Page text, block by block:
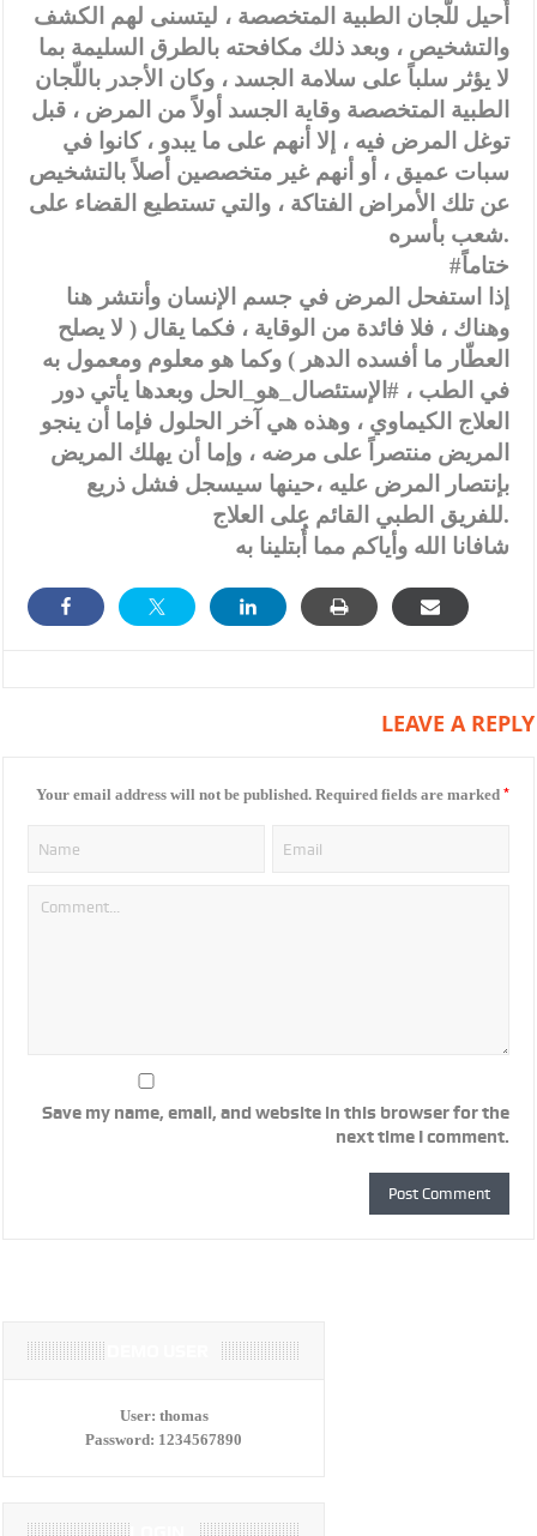
أُحيل للّجان الطبية المتخصصة ، ليتسنى لهم الكشف
والتشخيص ، وبعد ذلك مكافحته بالطرق السليمة بما
لا يؤثر سلباً على سلامة الجسد ، وكان الأجدر باللّجان
الطبية المتخصصة وقاية الجسد أولاً من المرض ، قبل
توغل المرض فيه ، إلا أنهم على ما يبدو ، كانوا في
سبات عميق ، أو أنهم غير متخصصين أصلاً بالتشخيص
عن تلك الأمراض الفتاكة ، والتي تستطيع القضاء على
شعب بأسره.
#ختاماً
إذا استفحل المرض في جسم الإنسان وأنتشر هنا
وهناك ، فلا فائدة من الوقاية ، فكما يقال ( لا يصلح
العطّار ما أفسده الدهر ) وكما هو معلوم ومعمول به
في الطب ، #الإستئصال_هو_الحل وبعدها يأتي دور
العلاج الكيماوي ، وهذه هي آخر الحلول فإما أن ينجو
المريض منتصراً على مرضه ، وإما أن يهلك المريض
بإنتصار المرض عليه ،حينها سيسجل فشل ذريع
للفريق الطبي القائم على العلاج.
شافانا الله وأياكم مما أُبتلينا به
LEAVE A REPLY
Your email address will not be published. Required fields are marked *
Save my name, email, and website in this browser for the
next time I comment.
User: thomas
Password: 1234567890